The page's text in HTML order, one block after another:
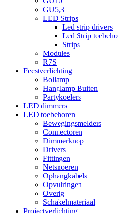
GU5,3
LED Strips
Led strip drivers
Led Strip
Strips
Modules
R7S
Feestverlichting
Bollamp
Hanglamp Buiten
Partykoelers
LED dimmers
LED toebehoren
Bewegingsmelders
Connectoren
Dimmerknop
Drivers
Fittingen
Netsnoeren
Ophangkabels
Opvulringen
Overig
Schakelmateriaal
Projectverlichting